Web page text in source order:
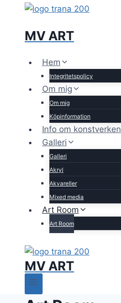
contentMV ART
Hem
Integritetspolicy
Om mig
Om mig
Köpinformation
Info om konstverken
Galleri
Galleri
Akryl
Akvareller
Mixed media
Art Room
Art Room
MV ART